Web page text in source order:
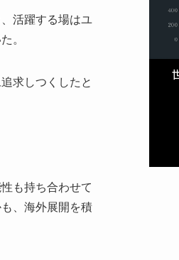
活躍する場はユ
。
求しつくしたと
も持ち合わせて
、海外展開を積